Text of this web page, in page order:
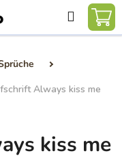
Suchen
Always kiss me
kiss me